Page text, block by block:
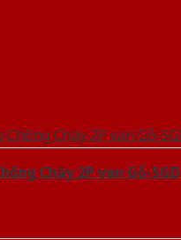
Cháy 2P van Gỗ-SGD